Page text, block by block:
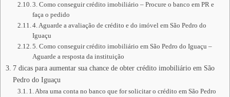
3. Como conseguir crédito imobiliário – Procure o banco em PR e
faça o pedido
4. Aguarde a avaliação de crédito e do imóvel em São Pedro do
Iguaçu
5. Como conseguir crédito imobiliário em São Pedro do Iguaçu –
Aguarde a resposta da instituição
7 dicas para aumentar sua chance de obter crédito imobiliário em São
Pedro do Iguaçu
1. Abra uma conta no banco que for solicitar o crédito em São Pedro